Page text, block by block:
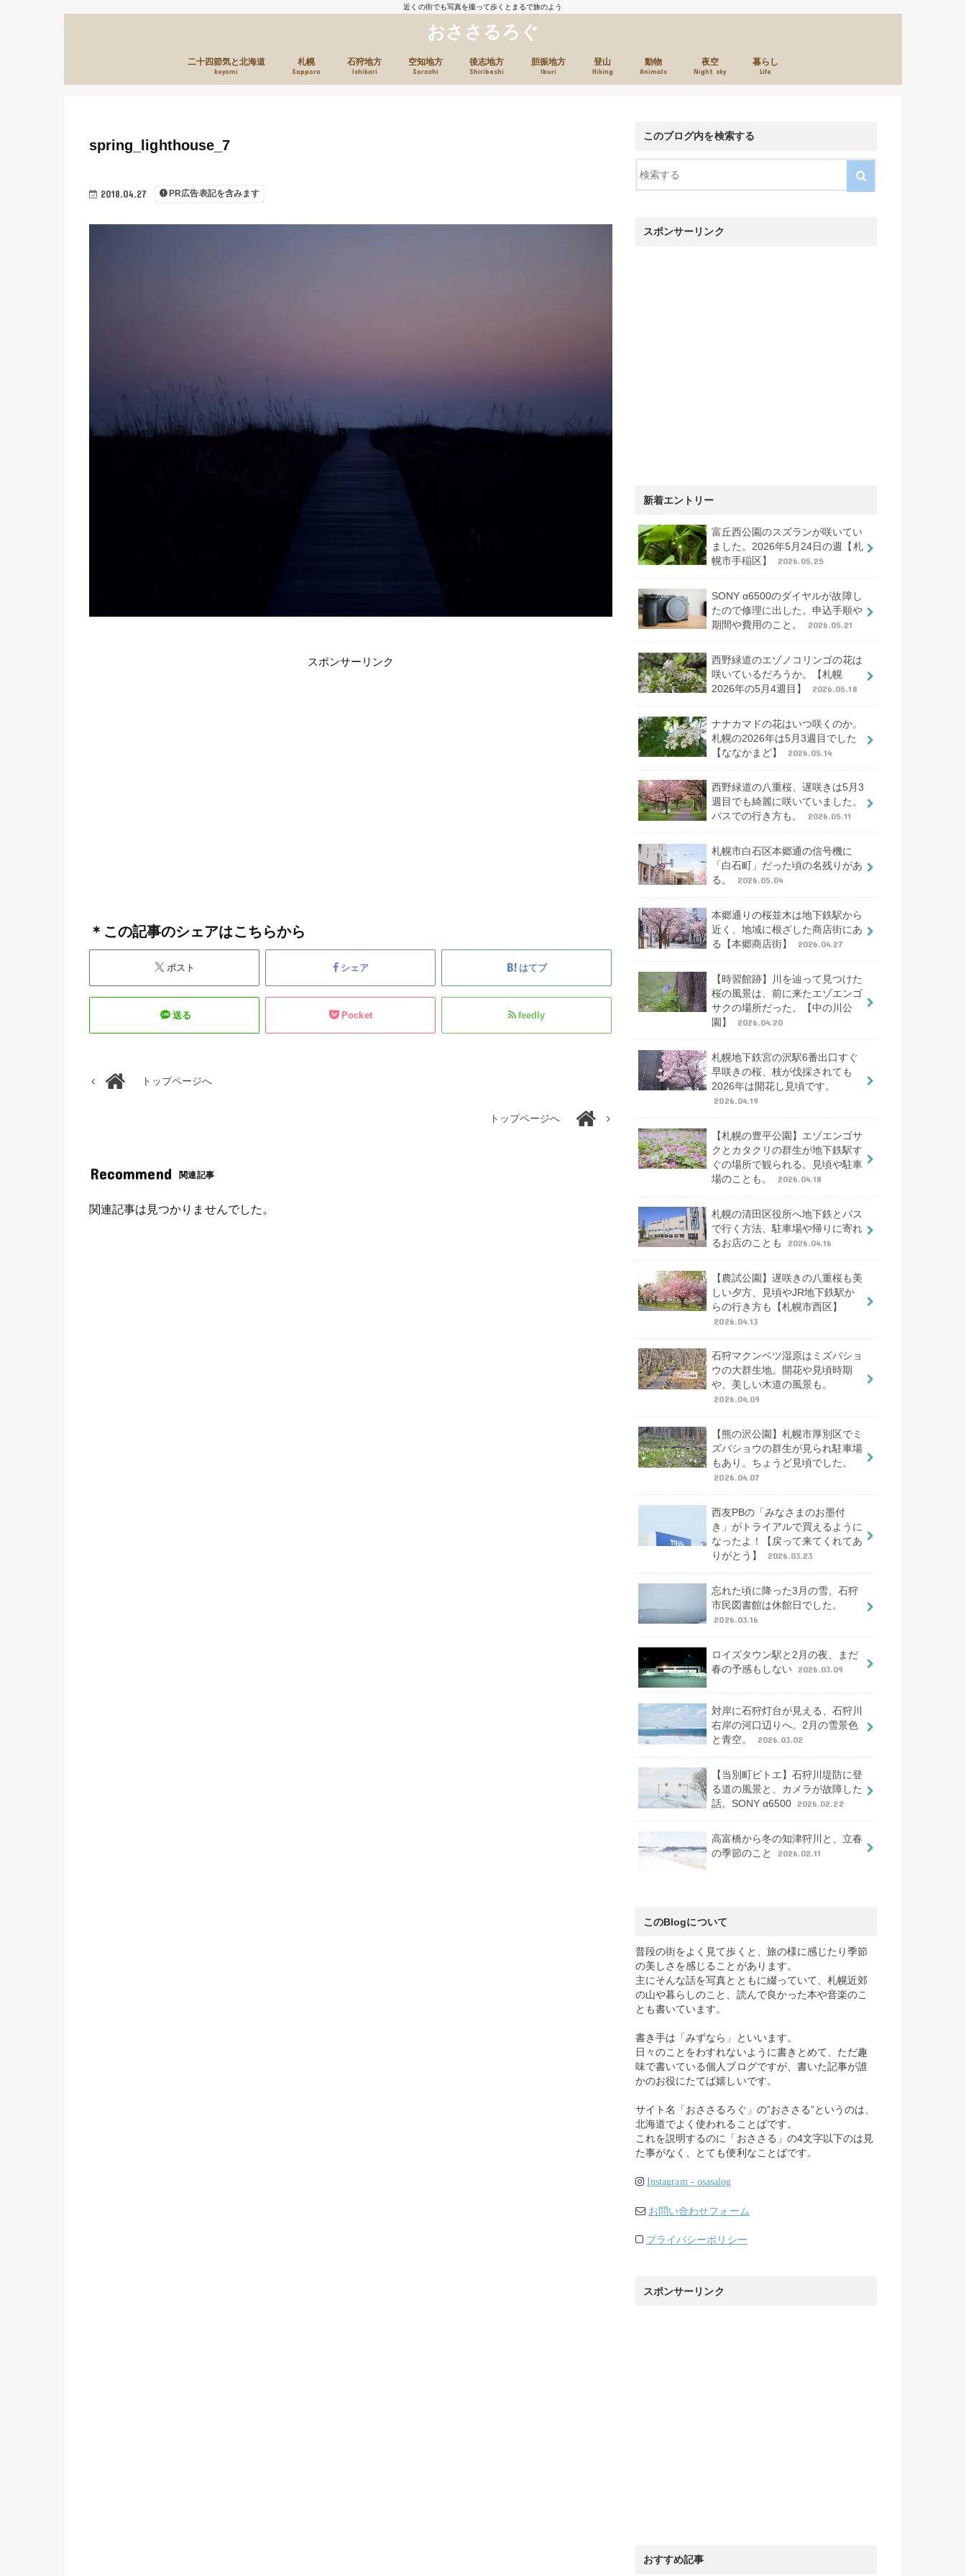
近くの街でも写真を撮って歩くとまるで旅のよう
おささるろぐ
二十四節気と北海道
koyomi
札幌
Sapporo
石狩地方
Ishikari
空知地方
Sorachi
後志地方
Shiribeshi
胆振地方
Iburi
登山
Hiking
動物
Animals
夜空
Night sky
暮らし
Life
2018.04.27 PR広告表記を含みます
spring_lighthouse_7
スポンサーリンク
＊この記事のシェアはこちらから
ポスト シェア はてブ
送る Pocket feedly
トップページへ
トップページへ
Recommend 関連記事
関連記事は見つかりませんでした。
このブログ内を検索する
スポンサーリンク
新着エントリー
富丘西公園のスズランが咲いてい
ました。2026年5月24日の週【札
幌市手稲区】
2026.05.25
SONY α6500のダイヤルが故障し
たので修理に出した。申込手順や
期間や費用のこと。
2026.05.21
西野緑道のエゾノコリンゴの花は
咲いているだろうか。【札幌
2026年の5月4週目】
2026.05.18
ナナカマドの花はいつ咲くのか。
札幌の2026年は5月3週目でした
【ななかまど】
2026.05.14
西野緑道の八重桜、遅咲きは5月3
週目でも綺麗に咲いていました。
バスでの行き方も。
2026.05.11
札幌市白石区本郷通の信号機に
「白石町」だった頃の名残りがあ
る。
2026.05.04
本郷通りの桜並木は地下鉄駅から
近く、地域に根ざした商店街にあ
る【本郷商店街】
2026.04.27
【時習館跡】川を辿って見つけた
桜の風景は、前に来たエゾエンゴ
サクの場所だった。【中の川公
園】
2026.04.20
札幌地下鉄宮の沢駅6番出口すぐ
早咲きの桜、枝が伐採されても
2026年は開花し見頃です。
2026.04.19
【札幌の豊平公園】エゾエンゴサ
クとカタクリの群生が地下鉄駅す
ぐの場所で観られる。見頃や駐車
場のことも。
2026.04.18
札幌の清田区役所へ地下鉄とバス
で行く方法、駐車場や帰りに寄れ
るお店のことも
2026.04.16
【農試公園】遅咲きの八重桜も美
しい夕方、見頃やJR地下鉄駅か
らの行き方も【札幌市西区】
2026.04.13
石狩マクンベツ湿原はミズバショ
ウの大群生地。開花や見頃時期
や、美しい木道の風景も。
2026.04.09
【熊の沢公園】札幌市厚別区でミ
ズバショウの群生が見られ駐車場
もあり。ちょうど見頃でした。
2026.04.07
西友PBの「みなさまのお墨付
き」がトライアルで買えるように
なったよ！【戻って来てくれてあ
りがとう】
2026.03.23
忘れた頃に降った3月の雪、石狩
市民図書館は休館日でした。
2026.03.16
ロイズタウン駅と2月の夜、まだ
春の予感もしない 2026.03.09
対岸に石狩灯台が見える、石狩川
右岸の河口辺りへ。2月の雪景色
と青空。
2026.03.02
【当別町ビトエ】石狩川堤防に登
る道の風景と、カメラが故障した
話。SONY α6500 2026.02.22
高富橋から冬の知津狩川と、立春
の季節のこと
2026.02.11
このBlogについて
普段の街をよく見て歩くと、旅の様に感じたり季節
の美しさを感じることがあります。
主にそんな話を写真とともに綴っていて、札幌近郊
の山や暮らしのこと、読んで良かった本や音楽のこ
とも書いています。
書き手は「みずなら」といいます。
日々のことをわすれないように書きとめて、ただ趣
味で書いている個人ブログですが、書いた記事が誰
かのお役にたてば嬉しいです。
サイト名「おささるろぐ」の”おささる”というのは、
北海道でよく使われることばです。
これを説明するのに「おささる」の4文字以下のは見
た事がなく、とても便利なことばです。
Instagram - osasalog
お問い合わせフォーム
プライバシーポリシー
スポンサーリンク
おすすめ記事